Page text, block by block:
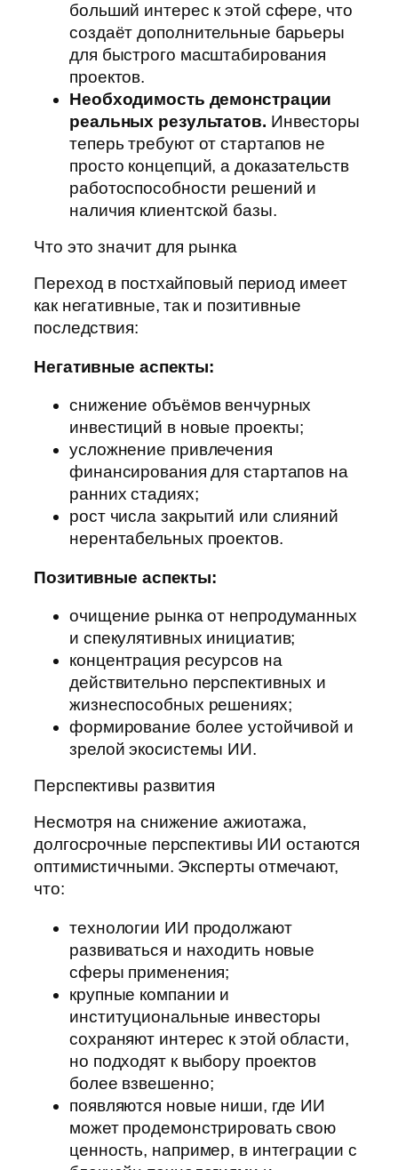
больший интерес к этой сфере, что
создаёт дополнительные барьеры
для быстрого масштабирования
проектов.
Необходимость демонстрации
реальных результатов. Инвесторы
теперь требуют от стартапов не
просто концепций, а доказательств
работоспособности решений и
наличия клиентской базы.
Что это значит для рынка
Переход в постхайповый период имеет
как негативные, так и позитивные
последствия:
Негативные аспекты:
снижение объёмов венчурных
инвестиций в новые проекты;
усложнение привлечения
финансирования для стартапов на
ранних стадиях;
рост числа закрытий или слияний
нерентабельных проектов.
Позитивные аспекты:
очищение рынка от непродуманных
и спекулятивных инициатив;
концентрация ресурсов на
действительно перспективных и
жизнеспособных решениях;
формирование более устойчивой и
зрелой экосистемы ИИ.
Перспективы развития
Несмотря на снижение ажиотажа,
долгосрочные перспективы ИИ остаются
оптимистичными. Эксперты отмечают,
что:
технологии ИИ продолжают
развиваться и находить новые
сферы применения;
крупные компании и
институциональные инвесторы
сохраняют интерес к этой области,
но подходят к выбору проектов
более взвешенно;
появляются новые ниши, где ИИ
может продемонстрировать свою
ценность, например, в интеграции с